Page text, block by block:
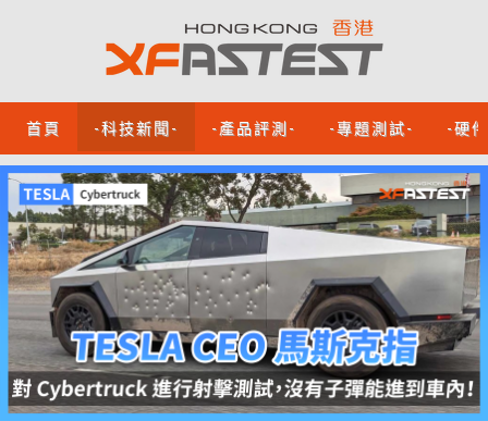
首頁 -科技新聞- -產品評測- -專題測試- -硬